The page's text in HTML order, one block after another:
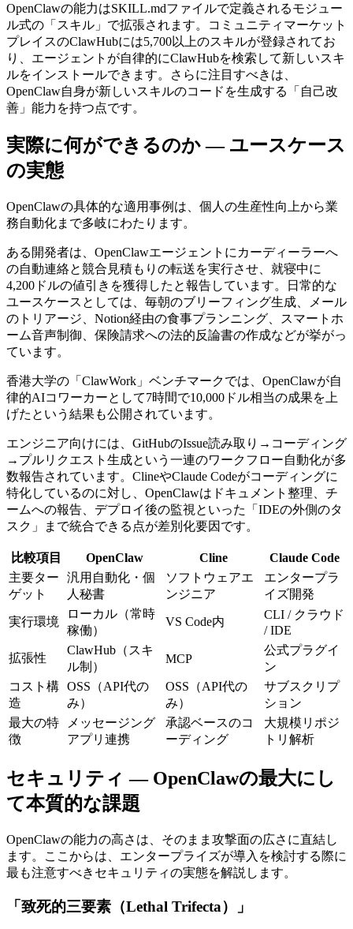
OpenClawの能力はSKILL.mdファイルで定義されるモジュー
ル式の「スキル」で拡張されます。コミュニティマーケット
プレイスのClawHubには5,700以上のスキルが登録されてお
り、エージェントが自律的にClawHubを検索して新しいスキ
ルをインストールできます。さらに注目すべきは、
OpenClaw自身が新しいスキルのコードを生成する「自己改
善」能力を持つ点です。
実際に何ができるのか — ユースケース
の実態
OpenClawの具体的な適用事例は、個人の生産性向上から業
務自動化まで多岐にわたります。
ある開発者は、OpenClawエージェントにカーディーラーへ
の自動連絡と競合見積もりの転送を実行させ、就寝中に
4,200ドルの値引きを獲得したと報告しています。日常的な
ユースケースとしては、毎朝のブリーフィング生成、メール
のトリアージ、Notion経由の食事プランニング、スマートホ
ーム音声制御、保険請求への法的反論書の作成などが挙がっ
ています。
香港大学の「ClawWork」ベンチマークでは、OpenClawが自
律的AIコワーカーとして7時間で10,000ドル相当の成果を上
げたという結果も公開されています。
エンジニア向けには、GitHubのIssue読み取り→コーディング
→プルリクエスト生成という一連のワークフロー自動化が多
数報告されています。ClineやClaude Codeがコーディングに
特化しているのに対し、OpenClawはドキュメント整理、チ
ームへの報告、デプロイ後の監視といった「IDEの外側のタ
スク」まで統合できる点が差別化要因です。
比較項目 OpenClaw Cline
Claude Code
主要ター
ゲット
汎用自動化・個
人秘書
ソフトウェアエ
ンジニア
エンタープラ
イズ開発
実行環境
ローカル（常時
稼働）
VS Code内
CLI / クラウド
/ IDE
拡張性
ClawHub（スキ
ル制）
MCP
公式プラグイ
ン
コスト構
造
OSS（API代の
み）
OSS（API代の
み）
サブスクリプ
ション
最大の特
徴
メッセージング
アプリ連携
承認ベースのコ
ーディング
大規模リポジ
トリ解析
セキュリティ — OpenClawの最大にし
て本質的な課題
OpenClawの能力の高さは、そのまま攻撃面の広さに直結し
ます。ここからは、エンタープライズが導入を検討する際に
最も注意すべきセキュリティの実態を解説します。
「致死的三要素（Lethal Trifecta）」